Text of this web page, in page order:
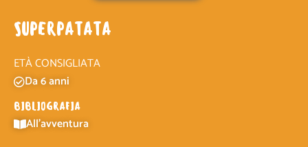
SUPERPATATA
ETÀ CONSIGLIATA
Da 6 anni
BIBLIOGRAFIA
All'avventura